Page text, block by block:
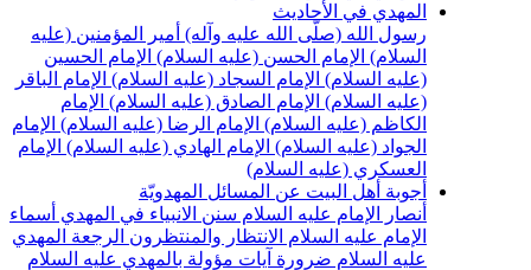
في الأحاديث
الله (صلّى الله عليه وآله) أمير المؤمنين (عليه
الإمام الحسن (عليه السلام) الإمام الحسين
الإمام السجاد (عليه السلام) الإمام الباقر
الإمام الصادق (عليه السلام) الإمام
(عليه السلام) الإمام الرضا (عليه السلام) الإمام
(عليه السلام) الإمام الهادي (عليه السلام) الإمام
(عليه السلام)
أهل البيت عن المسائل المهدويّة
الإمام عليه السلامسنن الانبياء في المهديأسماء
عليه السلامالانتظار والمنتظرونالرجعةالمهدي
السلام ضرورة آيات مؤولة بالمهدي عليه السلام